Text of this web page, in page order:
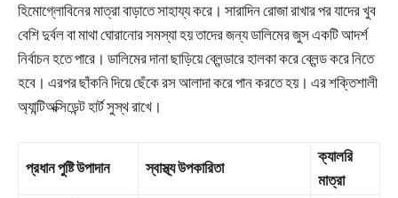
হিমোগ্লোবিনের মাত্রা বাড়াতে সাহায্য করে। সারাদিন রোজা রাখার পর যাদের খুব
বেশি দুর্বল বা মাথা ঘোরানোর সমস্যা হয় তাদের জন্য ডালিমের জুস একটি আদর্শ
নির্বাচন হতে পারে। ডালিমের দানা ছাড়িয়ে ব্লেন্ডারে হালকা করে ব্লেন্ড করে নিতে
হবে। এরপর ছাঁকনি দিয়ে ছেঁকে রস আলাদা করে পান করতে হয়। এর শক্তিশালী
অ্যান্টিঅক্সিডেন্ট হার্ট সুস্থ রাখে।
প্রধান পুষ্টি উপাদান স্বাস্থ্য উপকারিতা
ক্যালরি
মাত্রা